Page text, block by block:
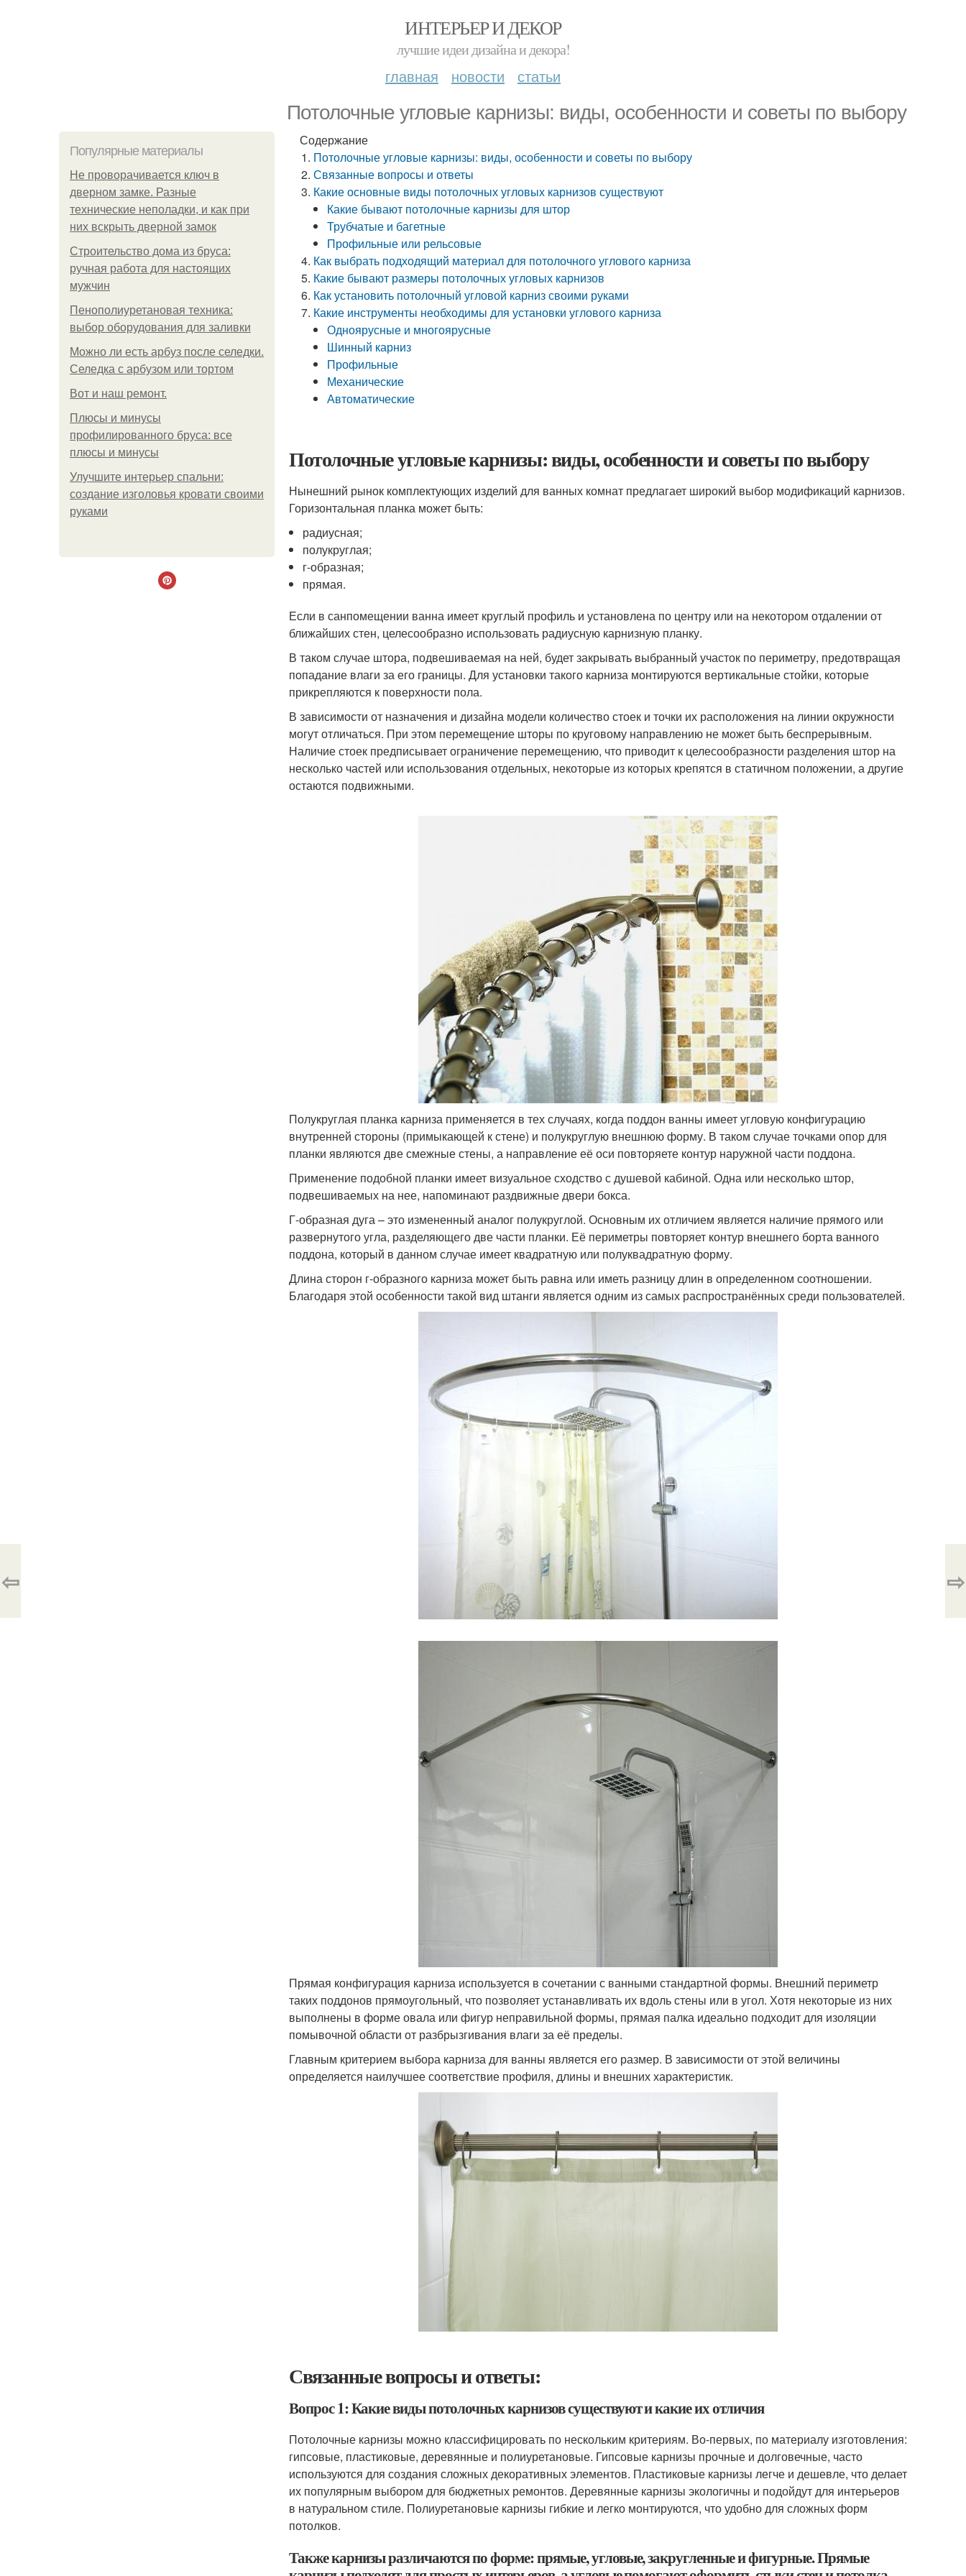
ИНТЕРЬЕР И ДЕКОР
лучшие идеи дизайна и декора!
главная новости статьи
Потолочные угловые карнизы: виды, особенности и советы по выбору
Популярные материалы
Не проворачивается ключ в
дверном замке. Разные
технические неполадки, и как при
них вскрыть дверной замок
Строительство дома из бруса:
ручная работа для настоящих
мужчин
Пенополиуретановая техника:
выбор оборудования для заливки
Можно ли есть арбуз после селедки.
Селедка с арбузом или тортом
Boт и наш ремoнт.
Плюсы и минусы
профилированного бруса: все
плюсы и минусы
Улучшите интерьер спальни:
создание изголовья кровати своими
руками
Содержание
Потолочные угловые карнизы: виды, особенности и советы по выбору
Связанные вопросы и ответы
Какие основные виды потолочных угловых карнизов существуют
Какие бывают потолочные карнизы для штор
Трубчатые и багетные
Профильные или рельсовые
Как выбрать подходящий материал для потолочного углового карниза
Какие бывают размеры потолочных угловых карнизов
Как установить потолочный угловой карниз своими руками
Какие инструменты необходимы для установки углового карниза
Одноярусные и многоярусные
Шинный карниз
Профильные
Механические
Автоматические
Потолочные угловые карнизы: виды, особенности и советы по выбору
Нынешний рынок комплектующих изделий для ванных комнат предлагает широкий выбор модификаций карнизов.
Горизонтальная планка может быть:
радиусная;
полукруглая;
г-образная;
прямая.
Если в санпомещении ванна имеет круглый профиль и установлена по центру или на некотором отдалении от
ближайших стен, целесообразно использовать радиусную карнизную планку.
В таком случае штора, подвешиваемая на ней, будет закрывать выбранный участок по периметру, предотвращая
попадание влаги за его границы. Для установки такого карниза монтируются вертикальные стойки, которые
прикрепляются к поверхности пола.
В зависимости от назначения и дизайна модели количество стоек и точки их расположения на линии окружности
могут отличаться. При этом перемещение шторы по круговому направлению не может быть беспрерывным.
Наличие стоек предписывает ограничение перемещению, что приводит к целесообразности разделения штор на
несколько частей или использования отдельных, некоторые из которых крепятся в статичном положении, а другие
остаются подвижными.
Полукруглая планка карниза применяется в тех случаях, когда поддон ванны имеет угловую конфигурацию
внутренней стороны (примыкающей к стене) и полукруглую внешнюю форму. В таком случае точками опор для
планки являются две смежные стены, а направление её оси повторяете контур наружной части поддона.
Применение подобной планки имеет визуальное сходство с душевой кабиной. Одна или несколько штор,
подвешиваемых на нее, напоминают раздвижные двери бокса.
Г-образная дуга – это измененный аналог полукруглой. Основным их отличием является наличие прямого или
развернутого угла, разделяющего две части планки. Её периметры повторяет контур внешнего борта ванного
поддона, который в данном случае имеет квадратную или полуквадратную форму.
Длина сторон г-образного карниза может быть равна или иметь разницу длин в определенном соотношении.
Благодаря этой особенности такой вид штанги является одним из самых распространённых среди пользователей.
Прямая конфигурация карниза используется в сочетании с ванными стандартной формы. Внешний периметр
таких поддонов прямоугольный, что позволяет устанавливать их вдоль стены или в угол. Хотя некоторые из них
выполнены в форме овала или фигур неправильной формы, прямая палка идеально подходит для изоляции
помывочной области от разбрызгивания влаги за её пределы.
Главным критерием выбора карниза для ванны является его размер. В зависимости от этой величины
определяется наилучшее соответствие профиля, длины и внешних характеристик.
Связанные вопросы и ответы:
Вопрос 1: Какие виды потолочных карнизов существуют и какие их отличия
Потолочные карнизы можно классифицировать по нескольким критериям. Во-первых, по материалу изготовления:
гипсовые, пластиковые, деревянные и полиуретановые. Гипсовые карнизы прочные и долговечные, часто
используются для создания сложных декоративных элементов. Пластиковые карнизы легче и дешевле, что делает
их популярным выбором для бюджетных ремонтов. Деревянные карнизы экологичны и подойдут для интерьеров
в натуральном стиле. Полиуретановые карнизы гибкие и легко монтируются, что удобно для сложных форм
потолков.
Также карнизы различаются по форме: прямые, угловые, закругленные и фигурные. Прямые
⇦ ⇨